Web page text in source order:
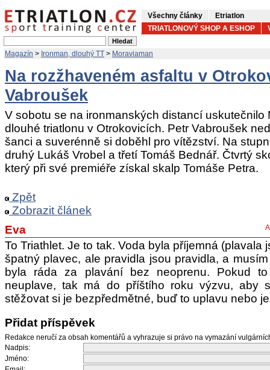
Všechny články
Etriatlon
TRIATLONOVÝ SHOP A ESHOP
Magazín > Ironman, dlouhý TT > Moraviaman
Na rozžhaveném asfaltu v
Vabroušek
V sobotu se na ironmanských distancí uskutečnilo
dlouhé triatlonu v Otrokovicích. Petr Vabroušek
šanci a suverénně si doběhl pro vítězství. Na
druhý Lukáš Vrobel a třetí Tomáš Bednář. Čtvrtý
který při své premiéře získal skalp Tomáše Petra.
Zpět
Zobrazit článek
Eva
To Triathlet. Je to tak. Voda byla příjemná (plavala
špatný plavec, ale pravidla jsou pravidla, a
byla ráda za plavání bez neoprenu. Pokud
neuplave, tak má do příštího roku výzvu, aby
stěžovat si je bezpředmětné, buď to uplavu nebo
Přidat příspěvek
Redakce neručí za obsah komentářů a vyhrazuje si právo na vymazání
Nadpis:
Jméno: